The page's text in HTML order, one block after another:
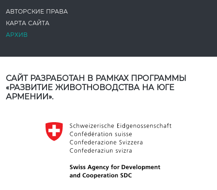
АВТОРСКИЕ ПРАВА
КАРТА САЙТА
АРХИВ
САЙТ РАЗРАБОТАН В РАМКАХ ПРОГРАММЫ
«РАЗВИТИЕ ЖИВОТНОВОДСТВА НА ЮГЕ
АРМЕНИИ».